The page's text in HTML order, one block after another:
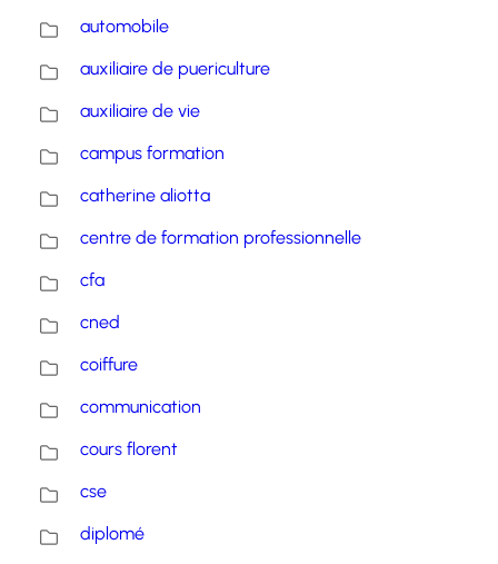
automobile
auxiliaire de puericulture
auxiliaire de vie
campus formation
catherine aliotta
centre de formation professionnelle
cfa
cned
coiffure
communication
cours florent
cse
diplomé